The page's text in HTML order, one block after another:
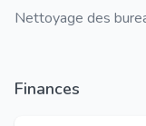
Nettoyage des
Finances